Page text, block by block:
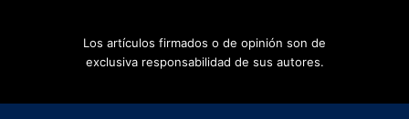
Los artículos firmados o de opinión son de
exclusiva responsabilidad de sus autores.